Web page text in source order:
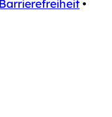
Barrierefreiheit •